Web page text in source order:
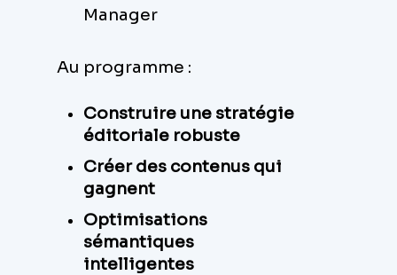
Manager
Au programme :
Construire une stratégie
éditoriale robuste
Créer des contenus qui
gagnent
Optimisations
sémantiques
intelligentes